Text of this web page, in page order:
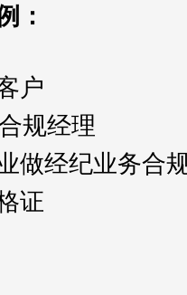
：
户
规经理
做经纪业务合
证